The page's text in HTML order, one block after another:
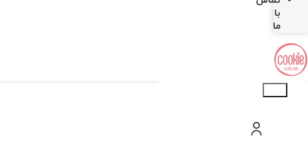
با
ما
Products
search